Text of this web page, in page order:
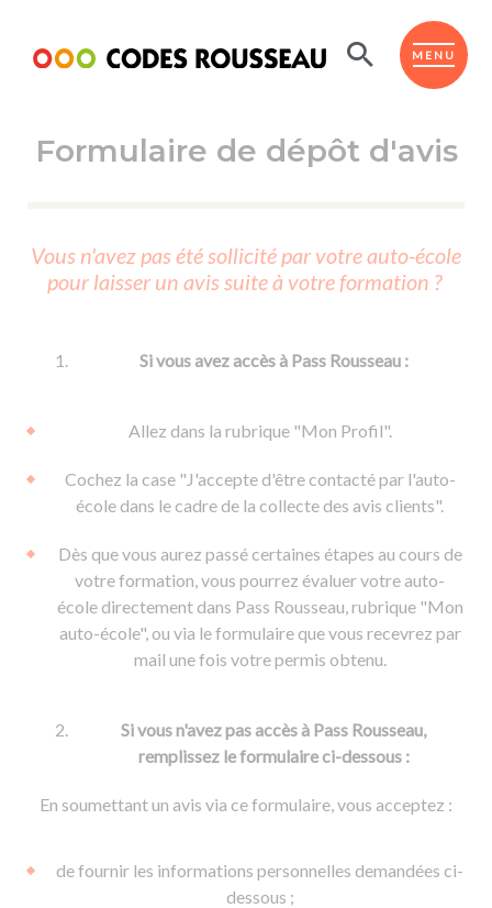
MENU
ESPACE ÉLÈVE
Code de la route
Passer l'ASSR
Réviser le code
Passer l'ETM
Permis voiture
Permis remorque
Permis & handicap
d'apprentissage
De la conduite en voiture
De la conduite à moto
Voir tous les supports
Formations pro.
Permis poids lourd
Formation FCO
Formation CACES
Devenir enseignant de la conduite
Ressources
Formulaire de dépôt d'avis
Vous n'avez pas été sollicité par votre auto-école
pour laisser un avis suite à votre formation ?
Si vous avez accès à Pass Rousseau :
Allez dans la rubrique "Mon Profil".
Cochez la case "J'accepte d'être contacté par l'auto-
école dans le cadre de la collecte des avis clients".
Dès que vous aurez passé certaines étapes au cours de
votre formation, vous pourrez évaluer votre auto-
école directement dans Pass Rousseau, rubrique "Mon
auto-école", ou via le formulaire que vous recevrez par
mail une fois votre permis obtenu.
Si vous n'avez pas accès à Pass Rousseau,
remplissez le formulaire ci-dessous :
En soumettant un avis via ce formulaire, vous acceptez :
de fournir les informations personnelles demandées ci-
dessous ;